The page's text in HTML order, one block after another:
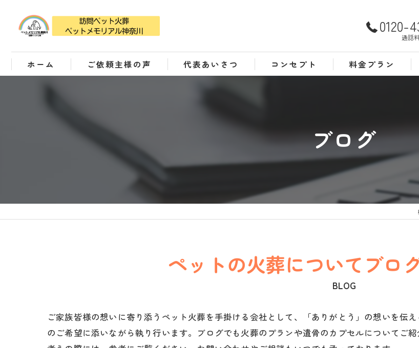
0120-
通話
ホーム ご依頼主様の声 代表あいさつ コンセプト 料金プラン
ブログ
ペットの火葬についてブロ
BLOG
ご家族皆様の想いに寄り添うペット火葬を手掛ける会社として、「ありがとう」の想いを伝
のご希望に添いながら執り行います。ブログでも火葬のプランや遺骨のカプセルについてご